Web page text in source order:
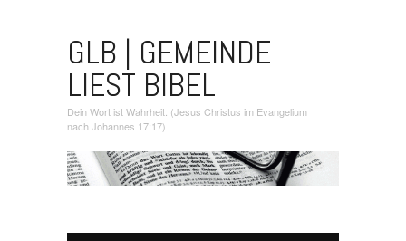
GLB | GEMEINDE
LIEST BIBEL
Dein Wort ist Wahrheit. (Jesus Christus im Evangelium
nach Johannes 17:17)